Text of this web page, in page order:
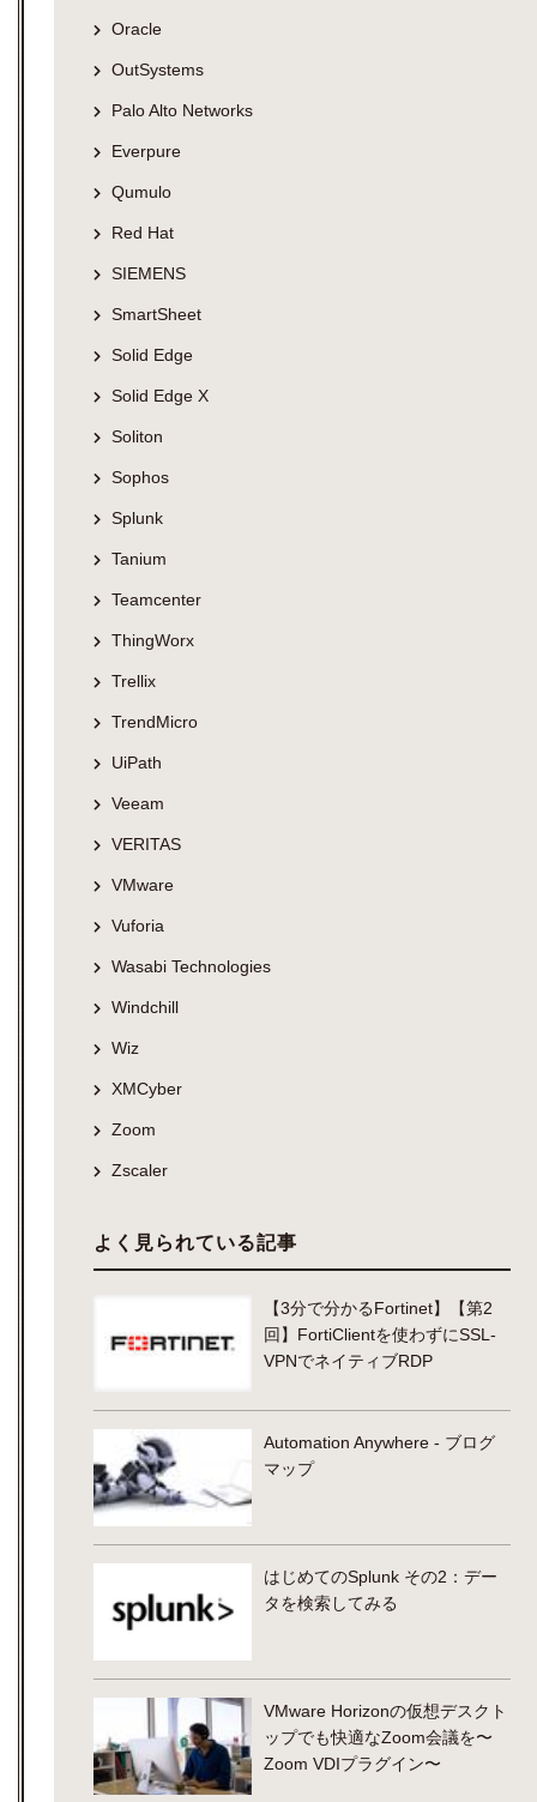
Oracle
OutSystems
Palo Alto Networks
Everpure
Qumulo
Red Hat
SIEMENS
SmartSheet
Solid Edge
Solid Edge X
Soliton
Sophos
Splunk
Tanium
Teamcenter
ThingWorx
Trellix
TrendMicro
UiPath
Veeam
VERITAS
VMware
Vuforia
Wasabi Technologies
Windchill
Wiz
XMCyber
Zoom
Zscaler
よく見られている記事
【3分で分かるFortinet】【第2
回】FortiClientを使わずにSSL-
VPNでネイティブRDP
Automation Anywhere - ブログ
マップ
はじめてのSplunk その2：デー
タを検索してみる
VMware Horizonの仮想デスクト
ップでも快適なZoom会議を〜
Zoom VDIプラグイン〜